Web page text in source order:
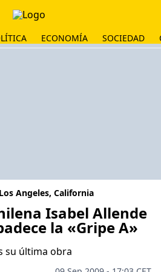
ECONOMÍA SOCIEDAD
Angeles, California
Isabel Allende
la «Gripe A»
su última obra